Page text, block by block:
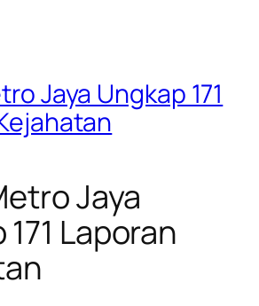
Jaya Ungkap 171
Jaya
Laporan